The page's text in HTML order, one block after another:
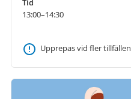
Tid
13:00–14:30
Upprepas vid fler tillfällen